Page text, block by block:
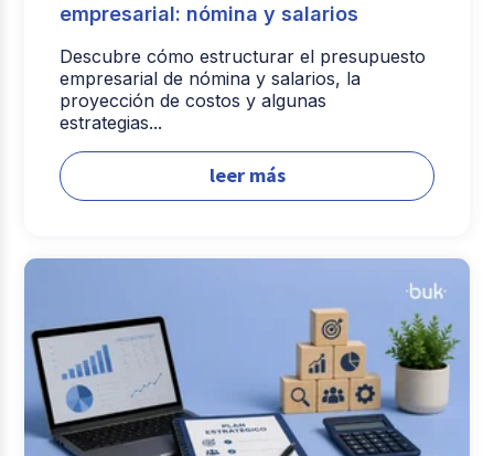
empresarial: nómina y salarios
Descubre cómo estructurar el presupuesto
empresarial de nómina y salarios, la
proyección de costos y algunas
estrategias...
leer más